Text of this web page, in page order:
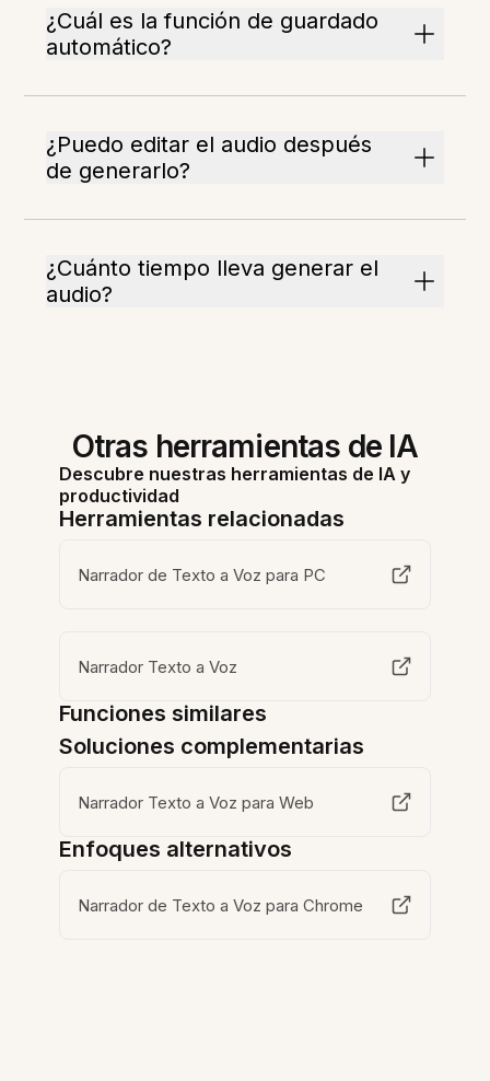
¿Cuál es la función de guardado
automático?
¿Puedo editar el audio después
de generarlo?
¿Cuánto tiempo lleva generar el
audio?
Otras herramientas de IA
Descubre nuestras herramientas de IA y
productividad
Herramientas relacionadas
Narrador de Texto a Voz para PC
Narrador Texto a Voz
Funciones similares
Soluciones complementarias
Narrador Texto a Voz para Web
Enfoques alternativos
Narrador de Texto a Voz para Chrome